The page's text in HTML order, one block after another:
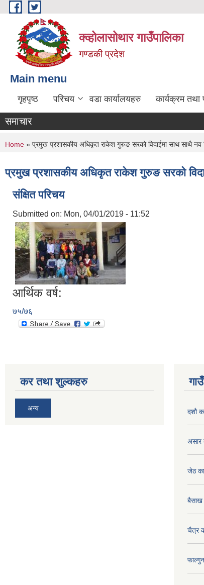
Skip to main content
क्व्होलासोथार गाउँपालिका
गण्डकी प्रदेश
Main menu
गृहपृष्ठ परिचय वडा कार्यालयहरु कार्यक्रम तथा
समाचार
You are here
Home » प्रमुख प्रशासकीय अधिकृत राकेश गुरुङ सरको विदाईमा साथ साथै नव
प्रमुख प्रशासकीय अधिकृत राकेश गुरुङ सरको
संक्षित परिचय
Submitted on: Mon, 04/01/2019 - 11:52
आर्थिक वर्ष:
७५/७६
कर तथा शुल्कहरु
अन्य दशौ
असार
जेठ
बैसाख
चैत्र